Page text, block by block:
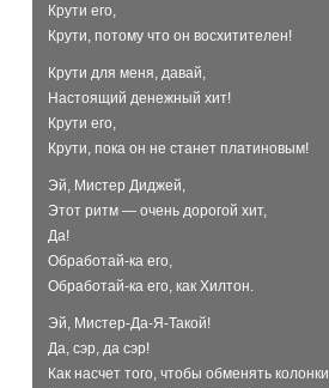
Крути его,
Крути, потому что он восхитителен!
Крути для меня, давай,
Настоящий денежный хит!
Крути его,
Крути, пока он не станет платиновым!
Эй, Мистер Диджей,
Этот ритм — очень дорогой хит,
Да!
Обработай-ка его,
Обработай-ка его, как Хилтон.
Эй, Мистер-Да-Я-Такой!
Да, сэр, да сэр!
Как насчет того, чтобы обменять колонки